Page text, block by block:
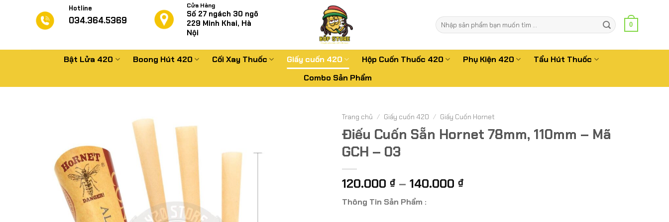
Hotline
034.364.5369
Cửa Hàng
Số 27 ngách 30 ngõ
229 Minh Khai, Hà
Nội
Tìm
kiếm:
0
Bật Lửa 420 Boong Hút 420 Cối Xay Thuốc Giấy cuốn 420 Hộp Cuốn Thuốc 420 Phụ Kiện 420
Tẩu Hút Thuốc
Combo Sản Phẩm
Trang chủ / Giấy cuốn 420 / Giấy Cuốn Hornet
Điếu Cuốn Sẵn Hornet 78mm, 110mm – Mã
GCH – 03
120.000 ₫ – 140.000 ₫Khoảng
Thông Tin Sản Phẩm :